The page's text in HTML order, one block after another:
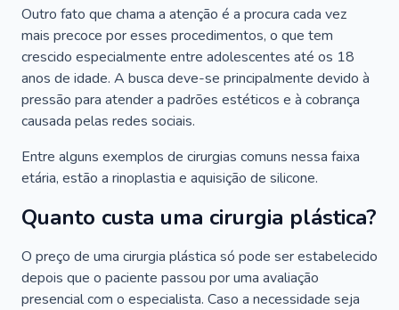
Outro fato que chama a atenção é a procura cada vez
mais precoce por esses procedimentos, o que tem
crescido especialmente entre adolescentes até os 18
anos de idade. A busca deve-se principalmente devido à
pressão para atender a padrões estéticos e à cobrança
causada pelas redes sociais.
Entre alguns exemplos de cirurgias comuns nessa faixa
etária, estão a rinoplastia e aquisição de silicone.
Quanto custa uma cirurgia plástica?
O preço de uma cirurgia plástica só pode ser estabelecido
depois que o paciente passou por uma avaliação
presencial com o especialista. Caso a necessidade seja